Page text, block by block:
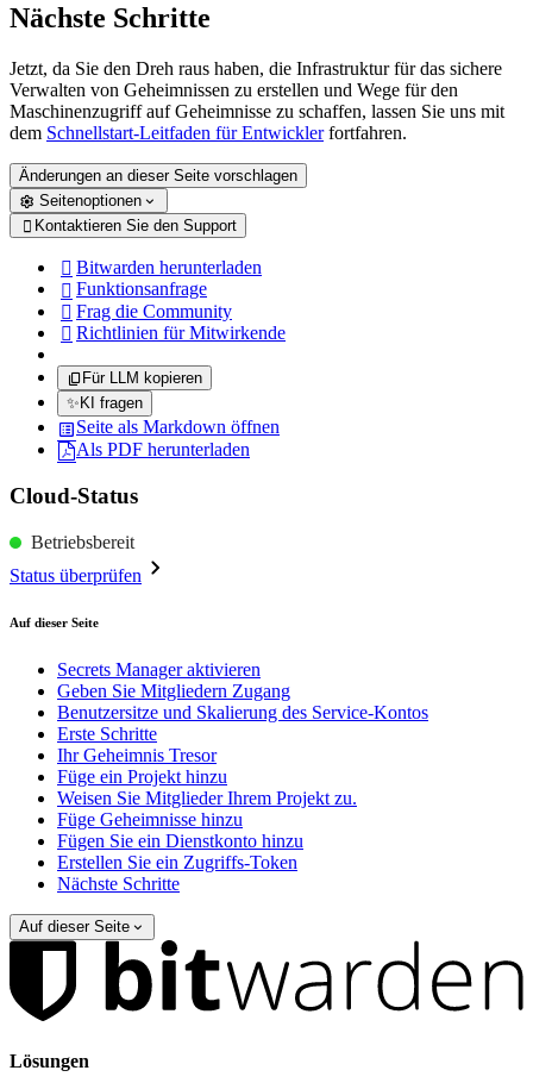
Nächste Schritte
Jetzt, da Sie den Dreh raus haben, die Infrastruktur für das sichere
Verwalten von Geheimnissen zu erstellen und Wege für den
Maschinenzugriff auf Geheimnisse zu schaffen, lassen Sie uns mit
dem Schnellstart-Leitfaden für Entwicklerfortfahren.
Änderungen an dieser Seite vorschlagen
Seitenoptionen
 Kontaktieren Sie den Support
 Bitwarden herunterladen
 Funktionsanfrage
 Frag die Community
 Richtlinien für Mitwirkende
Für LLM kopieren
✨ KI fragen
Seite als Markdown öffnen
Als PDF herunterladen
Cloud-Status
Betriebsbereit
Status überprüfen
Auf dieser Seite
Secrets Manager aktivieren
Geben Sie Mitgliedern Zugang
Benutzersitze und Skalierung des Service-Kontos
Erste Schritte
Ihr Geheimnis Tresor
Füge ein Projekt hinzu
Weisen Sie Mitglieder Ihrem Projekt zu.
Füge Geheimnisse hinzu
Fügen Sie ein Dienstkonto hinzu
Erstellen Sie ein Zugriffs-Token
Nächste Schritte
Auf dieser Seite
Lösungen